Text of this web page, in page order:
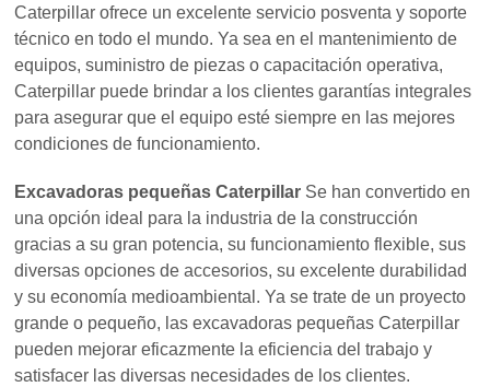
Caterpillar ofrece un excelente servicio posventa y soporte
técnico en todo el mundo. Ya sea en el mantenimiento de
equipos, suministro de piezas o capacitación operativa,
Caterpillar puede brindar a los clientes garantías integrales
para asegurar que el equipo esté siempre en las mejores
condiciones de funcionamiento.
Excavadoras pequeñas Caterpillar Se han convertido en
una opción ideal para la industria de la construcción
gracias a su gran potencia, su funcionamiento flexible, sus
diversas opciones de accesorios, su excelente durabilidad
y su economía medioambiental. Ya se trate de un proyecto
grande o pequeño, las excavadoras pequeñas Caterpillar
pueden mejorar eficazmente la eficiencia del trabajo y
satisfacer las diversas necesidades de los clientes.